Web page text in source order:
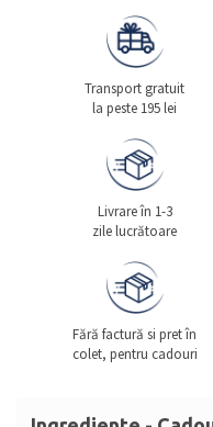
Transport gratuit
la peste 195 lei
Livrare în 1-3
zile lucrătoare
Fără factură si pret în
colet, pentru cadouri